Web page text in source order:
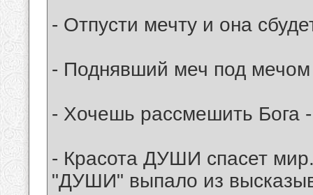
- Отпусти мечту и она
- Поднявший меч под мечом
- Хочешь рассмешить Бога
- Красота ДУШИ спасет
"ДУШИ" выпало из